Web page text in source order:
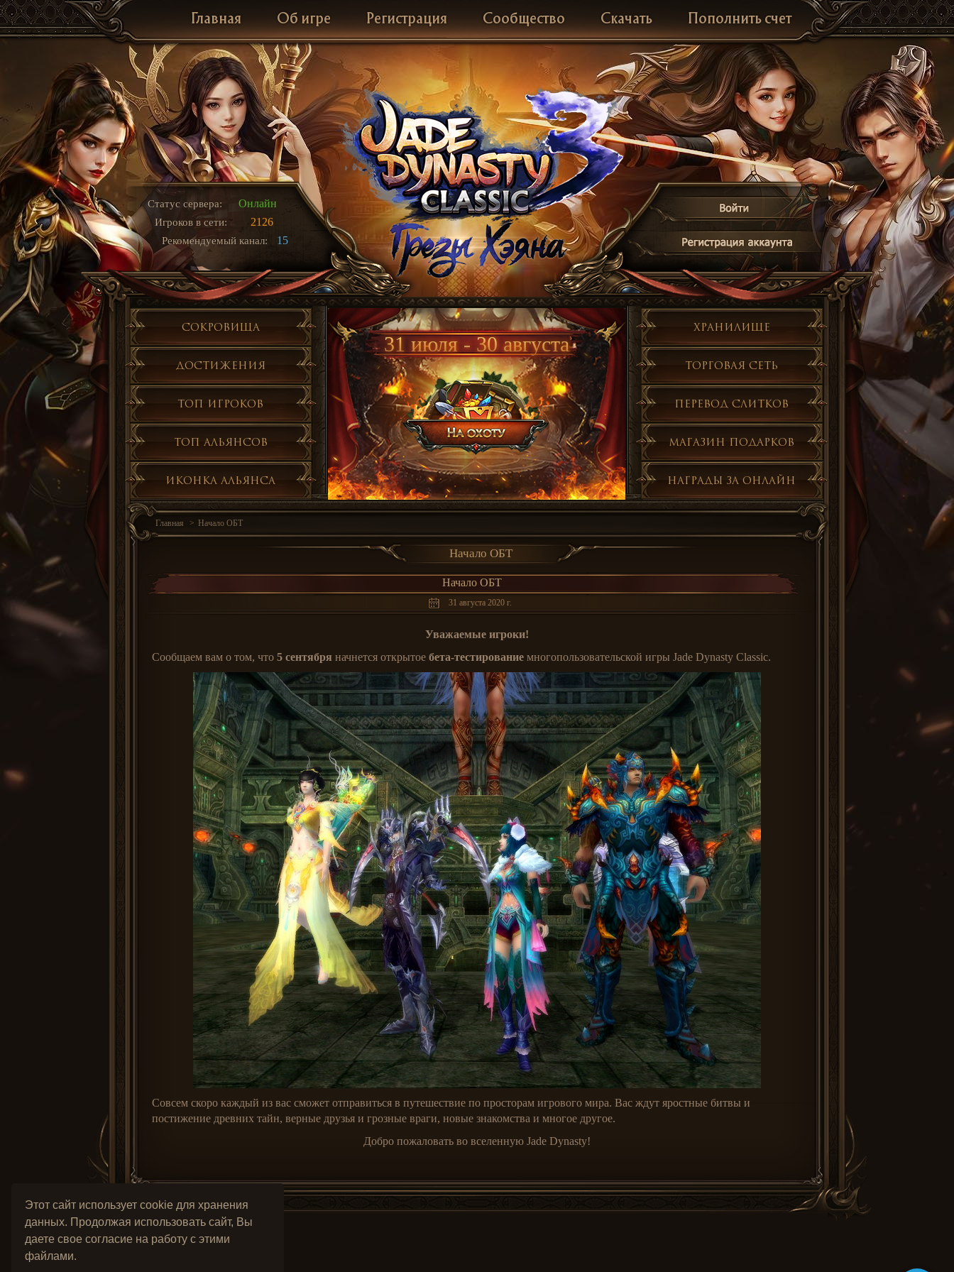
Этот сайт использует cookie для хранения
данных. Продолжая использовать сайт, Вы
даете свое согласие на работу с этими
файлами.
Главная Об игре Регистрация Сообщество Скачать Пополнить счет
Статус сервера: Онлайн
Игроков в сети: 2126
Рекомендуемый канал: 15
Сокровища
Достижения
Топ игроков
Топ альянсов
Иконка альянса
31 июля - 30 августа
Хранилище
Торговая сеть
Перевод слитков
Магазин подарков
Награды за онлайн
Главная Начало ОБТ
Начало ОБТ
Начало ОБТ
31 августа 2020 г.
Уважаемые игроки!
Сообщаем вам о том, что 5 сентября начнется открытое бета-тестирование многопользовательской игры Jade Dynasty Classic.
Совсем скоро каждый из вас сможет отправиться в путешествие по просторам игрового мира. Вас ждут яростные битвы и
постижение древних тайн, верные друзья и грозные враги, новые знакомства и многое другое.
Добро пожаловать во вселенную Jade Dynasty!